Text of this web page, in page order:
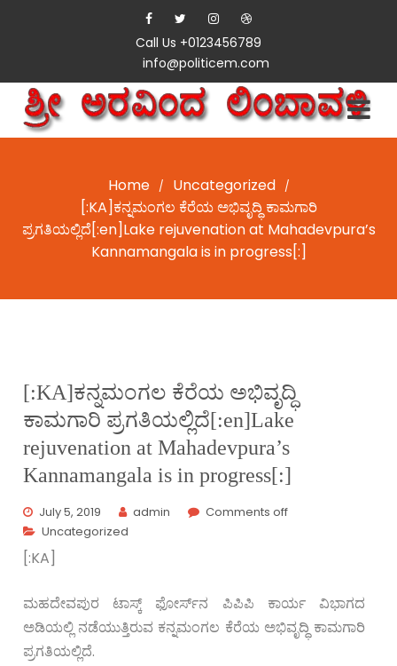
Call Us +0123456789
info@politicem.com
Home / Uncategorized /
[:KA]ಕನ್ನಮಂಗಲ ಕೆರೆಯ ಅಭಿವೃದ್ಧಿ ಕಾಮಗಾರಿ
ಪ್ರಗತಿಯಲ್ಲಿದೆ[:en]Lake rejuvenation at Mahadevpura’s
Kannamangala is in progress[:]
[:KA]ಕನ್ನಮಂಗಲ ಕೆರೆಯ ಅಭಿವೃದ್ಧಿ
ಕಾಮಗಾರಿ ಪ್ರಗತಿಯಲ್ಲಿದೆ[:en]Lake
rejuvenation at Mahadevpura’s
Kannamangala is in progress[:]
July 5, 2019 admin
Comments off
Uncategorized
[:KA]
ಮಹದೇವಪುರ ಟಾಸ್ಕ್‌ ಫೋರ್ಸ್‌‌ನ ಪಿಪಿಪಿ ಕಾರ್ಯ ವಿಭಾಗದ
ಅಡಿಯಲ್ಲಿ ನಡೆಯುತ್ತಿರುವ ಕನ್ನಮಂಗಲ ಕೆರೆಯ ಅಭಿವೃದ್ಧಿ ಕಾಮಗಾರಿ
ಪ್ರಗತಿಯಲ್ಲಿದೆ.